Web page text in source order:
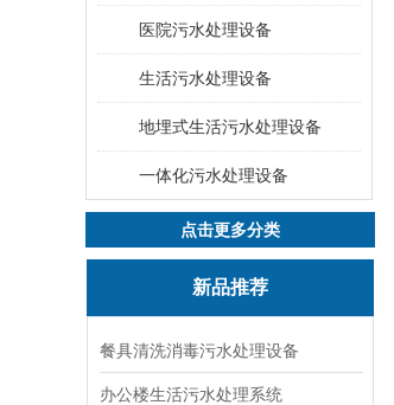
医院污水处理设备
生活污水处理设备
地埋式生活污水处理设备
一体化污水处理设备
点击更多分类
新品推荐
餐具清洗消毒污水处理设备
办公楼生活污水处理系统